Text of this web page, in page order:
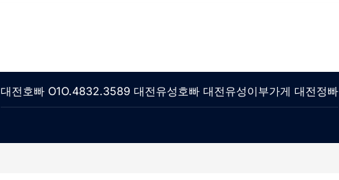
대전호빠 O1O.4832.3589 대전유성호빠 대전유성이부가게 대전정빠